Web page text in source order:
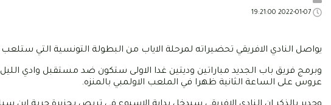
يواصل النادي الافريقي تحضيراته لمرحلة الاياب من البطولة التونسية التي
وبرمج فريق باب الجديد مباراتين وديتين غدا الاولى ستكون ضد مستقبل وادي
عروس على الساعة الثانية ظهرا في الملعب الاولمبي بالمنزه.